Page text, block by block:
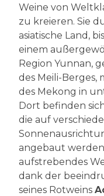
Weine von
zu kreieren. Sie
asiatische Land,
einem
Region Yunnan,
des Meili-Berges,
des Mekong in
Dort befinden
die auf
angebaut
aufstrebendes
dank der
seines Rotweins